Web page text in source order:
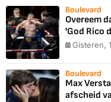
Boulevard
Overeem
'God Rico
Gisteren,
Boulevard
Max
afscheid